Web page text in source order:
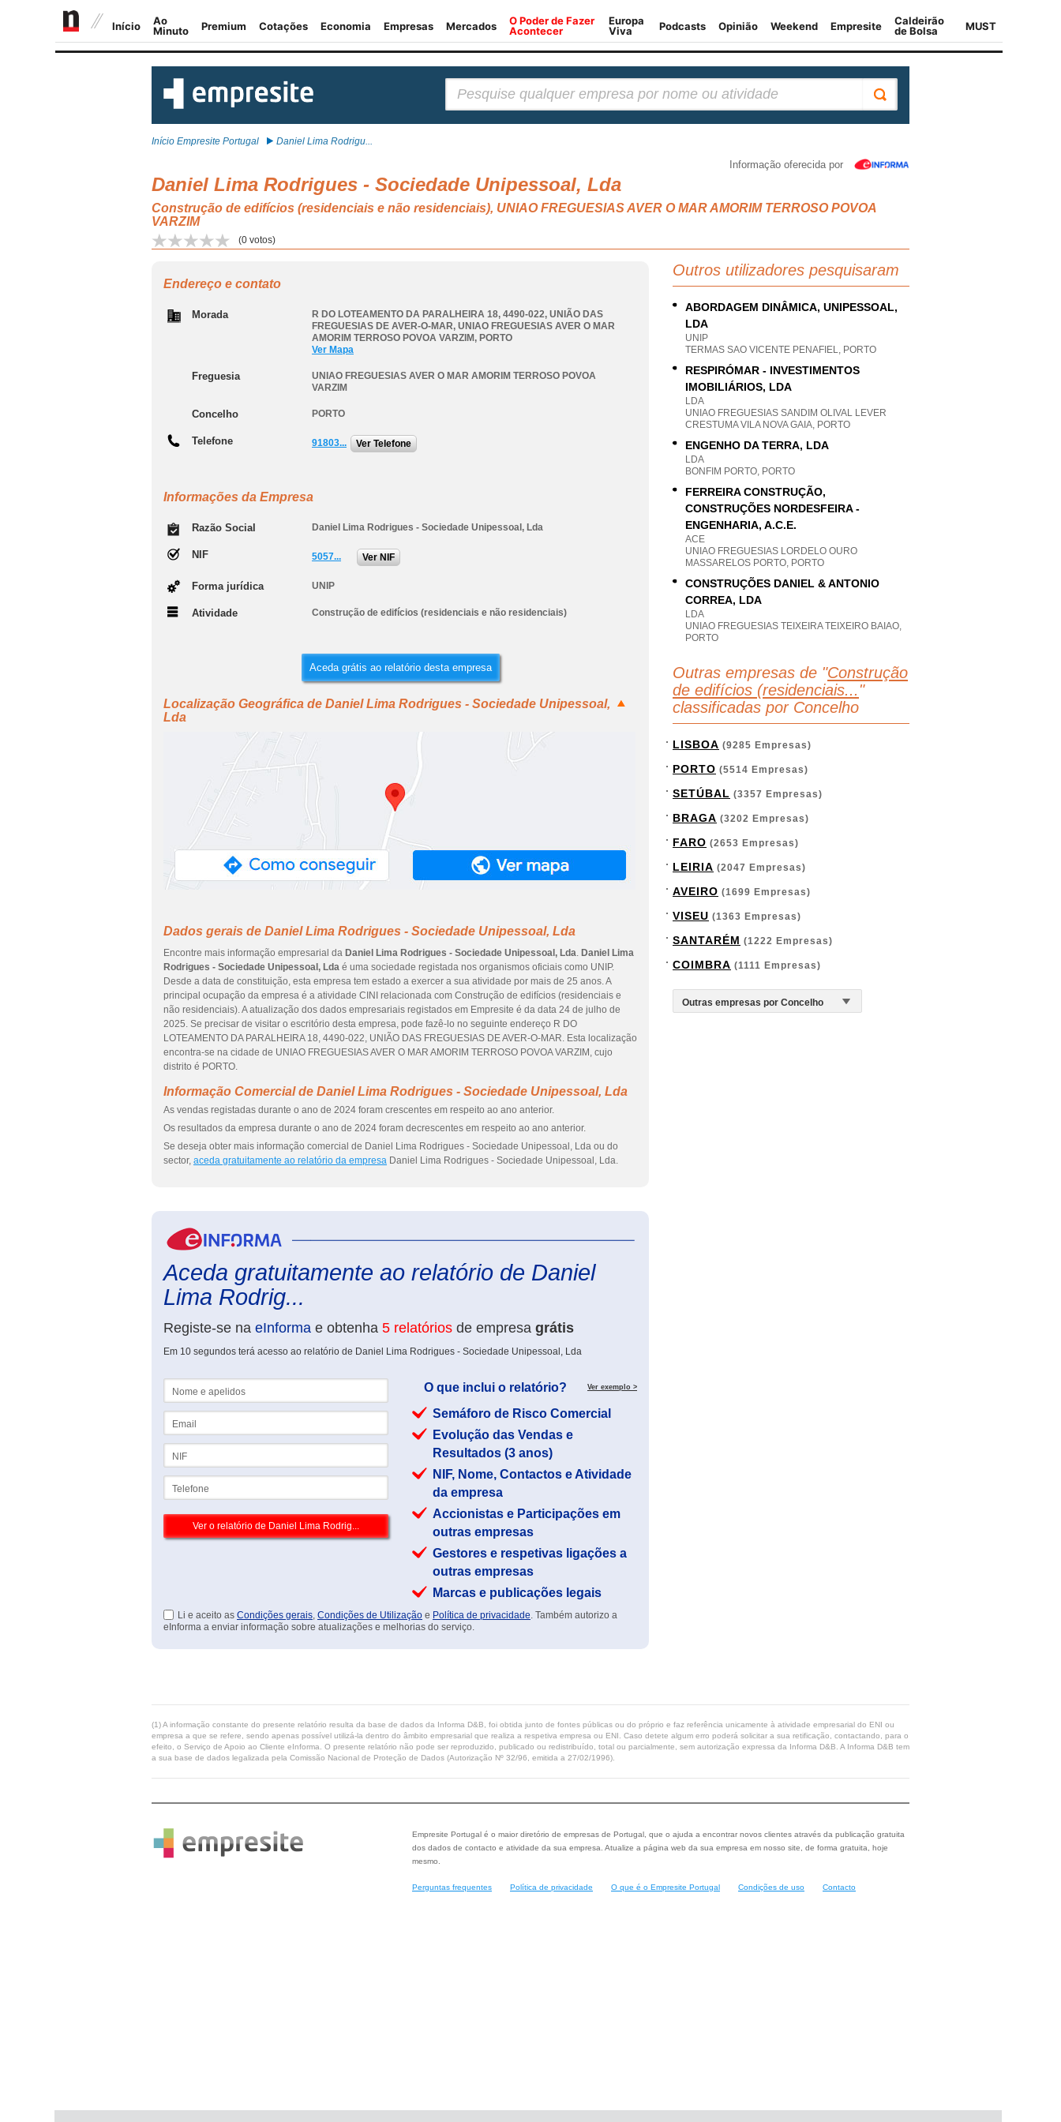
Início Empresite Portugal Daniel Lima Rodrigu...
Informação oferecida por
Daniel Lima Rodrigues - Sociedade Unipessoal, Lda
Construção de edifícios (residenciais e não residenciais), UNIAO FREGUESIAS AVER O MAR AMORIM TERROSO POVOA
VARZIM
(0 votos)
Endereço e contato
Morada
R DO LOTEAMENTO DA PARALHEIRA 18, 4490-022, UNIÃO DAS
FREGUESIAS DE AVER-O-MAR, UNIAO FREGUESIAS AVER O MAR
AMORIM TERROSO POVOA VARZIM , PORTO
Ver Mapa
Freguesia
UNIAO FREGUESIAS AVER O MAR AMORIM TERROSO POVOA
VARZIM
Concelho PORTO
Telefone 91803... Ver Telefone
Informações da Empresa
Razão Social Daniel Lima Rodrigues - Sociedade Unipessoal, Lda
NIF 5057... Ver NIF
Forma jurídica UNIP
Atividade Construção de edifícios (residenciais e não residenciais)
Aceda grátis ao relatório desta empresa
Localização Geográfica de Daniel Lima Rodrigues - Sociedade Unipessoal,
Lda
Dados gerais de Daniel Lima Rodrigues - Sociedade Unipessoal, Lda
Encontre mais informação empresarial da Daniel Lima Rodrigues - Sociedade Unipessoal, Lda. Daniel Lima
Rodrigues - Sociedade Unipessoal, Lda é uma sociedade registada nos organismos oficiais como UNIP.
Desde a data de constituição, esta empresa tem estado a exercer a sua atividade por mais de 25 anos. A
principal ocupação da empresa é a atividade CINI relacionada com Construção de edifícios (residenciais e
não residenciais). A atualização dos dados empresariais registados em Empresite é da data 24 de julho de
2025. Se precisar de visitar o escritório desta empresa, pode fazê-lo no seguinte endereço R DO
LOTEAMENTO DA PARALHEIRA 18, 4490-022, UNIÃO DAS FREGUESIAS DE AVER-O-MAR. Esta localização
encontra-se na cidade de UNIAO FREGUESIAS AVER O MAR AMORIM TERROSO POVOA VARZIM, cujo
distrito é PORTO.
Informação Comercial de Daniel Lima Rodrigues - Sociedade Unipessoal, Lda
As vendas registadas durante o ano de 2024 foram crescentes em respeito ao ano anterior.
Os resultados da empresa durante o ano de 2024 foram decrescentes em respeito ao ano anterior.
Se deseja obter mais informação comercial de Daniel Lima Rodrigues - Sociedade Unipessoal, Lda ou do
sector, aceda gratuitamente ao relatório da empresa Daniel Lima Rodrigues - Sociedade Unipessoal, Lda.
Aceda gratuitamente ao relatório de Daniel
Lima Rodrig...
Registe-se na eInforma e obtenha 5 relatórios de empresa grátis
Em 10 segundos terá acesso ao relatório de Daniel Lima Rodrigues - Sociedade Unipessoal, Lda
O que inclui o relatório? Ver exemplo >
Semáforo de Risco Comercial
Evolução das Vendas e
Resultados (3 anos)
NIF, Nome, Contactos e Atividade
da empresa
Accionistas e Participações em
outras empresas
Gestores e respetivas ligações a
outras empresas
Marcas e publicações legais
Li e aceito as Condições gerais, Condições de Utilização e Política de privacidade. Também autorizo a
eInforma a enviar informação sobre atualizações e melhorias do serviço.
Outros utilizadores pesquisaram
ABORDAGEM DINÂMICA, UNIPESSOAL,
LDA
UNIP
TERMAS SAO VICENTE PENAFIEL, PORTO
RESPIRÓMAR - INVESTIMENTOS
IMOBILIÁRIOS, LDA
LDA
UNIAO FREGUESIAS SANDIM OLIVAL LEVER
CRESTUMA VILA NOVA GAIA, PORTO
ENGENHO DA TERRA, LDA
LDA
BONFIM PORTO, PORTO
FERREIRA CONSTRUÇÃO,
CONSTRUÇÕES NORDESFEIRA -
ENGENHARIA, A.C.E.
ACE
UNIAO FREGUESIAS LORDELO OURO
MASSARELOS PORTO, PORTO
CONSTRUÇÕES DANIEL & ANTONIO
CORREA, LDA
LDA
UNIAO FREGUESIAS TEIXEIRA TEIXEIRO BAIAO,
PORTO
Outras empresas de "Construção
de edifícios (residenciais... "
classificadas por Concelho
LISBOA (9285 Empresas)
PORTO (5514 Empresas)
SETÚBAL (3357 Empresas)
BRAGA (3202 Empresas)
FARO (2653 Empresas)
LEIRIA (2047 Empresas)
AVEIRO (1699 Empresas)
VISEU (1363 Empresas)
SANTARÉM (1222 Empresas)
COIMBRA (1111 Empresas)
(1) A informação constante do presente relatório resulta da base de dados da Informa D&B, foi obtida junto de fontes públicas ou do próprio e faz referência unicamente à atividade empresarial do ENI ou
empresa a que se refere, sendo apenas possível utilizá-la dentro do âmbito empresarial que realiza a respetiva empresa ou ENI. Caso detete algum erro poderá solicitar a sua retificação, contactando, para o
efeito, o Serviço de Apoio ao Cliente eInforma. O presente relatório não pode ser reproduzido, publicado ou redistribuído, total ou parcialmente, sem autorização expressa da Informa D&B. A Informa D&B tem
a sua base de dados legalizada pela Comissão Nacional de Proteção de Dados (Autorização Nº 32/96, emitida a 27/02/1996).
Empresite Portugal é o maior diretório de empresas de Portugal, que o ajuda a encontrar novos clientes através da publicação gratuita
dos dados de contacto e atividade da sua empresa. Atualize a página web da sua empresa em nosso site, de forma gratuita, hoje
mesmo.
Perguntas frequentes Política de privacidade O que é o Empresite Portugal Condições de uso Contacto